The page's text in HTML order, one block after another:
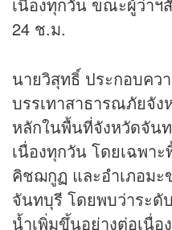
24 ช.ม.
นายวิสุทธิ์ ประกอบคว
บรรเทาสาธารณภัยจั
หลักในพื้นที่จังหวัดจัน
เนื่องทุกวัน โดยเฉพา
คิชฌกูฏ และอำเภอมะ
จันทบุรี โดยพบว่าระดั
น้ำเพิ่มขึ้นอย่างต่อเนื่